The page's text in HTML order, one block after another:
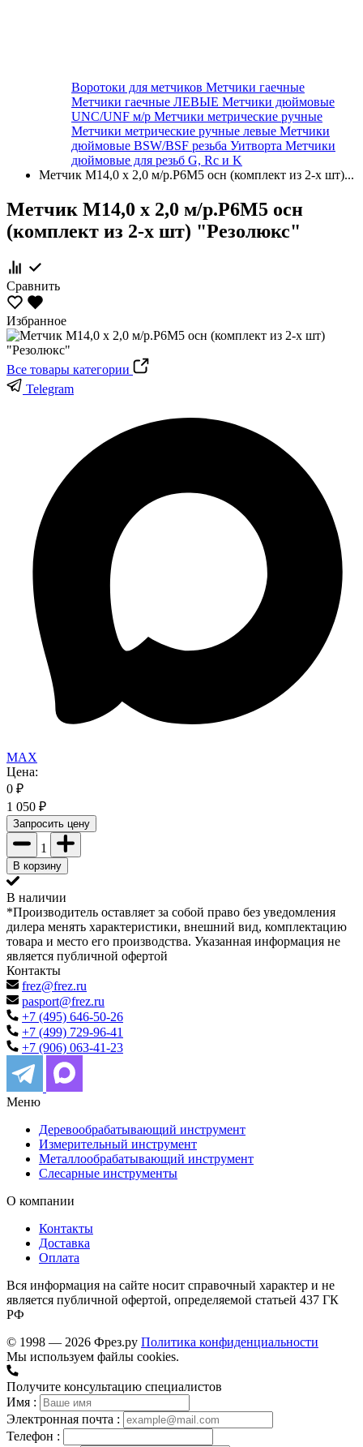
Воротоки для метчиков Метчики гаечные
Метчики гаечные ЛЕВЫЕ Метчики дюймовые
UNC/UNF м/р Метчики метрические ручные
Метчики метрические ручные левые Метчики
дюймовые BSW/BSF резьба Уитворта Метчики
дюймовые для резьб G, Rc и K
Метчик М14,0 х 2,0 м/р.Р6М5 осн (комплект из 2-х шт)...
Метчик М14,0 х 2,0 м/р.Р6М5 осн
(комплект из 2-х шт) "Резолюкс"
Сравнить
Избранное
Все товары категории
Telegram
MAX
Цена:
0 ₽
1 050 ₽
Запросить цену
1
В корзину
В наличии
*Производитель оставляет за собой право без уведомления
дилера менять характеристики, внешний вид, комплектацию
товара и место его производства. Указанная информация не
является публичной офертой
Контакты
frez@frez.ru
pasport@frez.ru
+7 (495) 646-50-26
+7 (499) 729-96-41
+7 (906) 063-41-23
Меню
Деревообрабатывающий инструмент
Измерительный инструмент
Металлообрабатывающий инструмент
Слесарные инструменты
О компании
Контакты
Доставка
Оплата
Вся информация на сайте носит справочный характер и не
является публичной офертой, определяемой статьей 437 ГК
РФ
© 1998 — 2026 Фрез.ру Политика конфиденциальности
Мы используем файлы cookies.
Получите консультацию специалистов
Имя :
Электронная почта :
Телефон :